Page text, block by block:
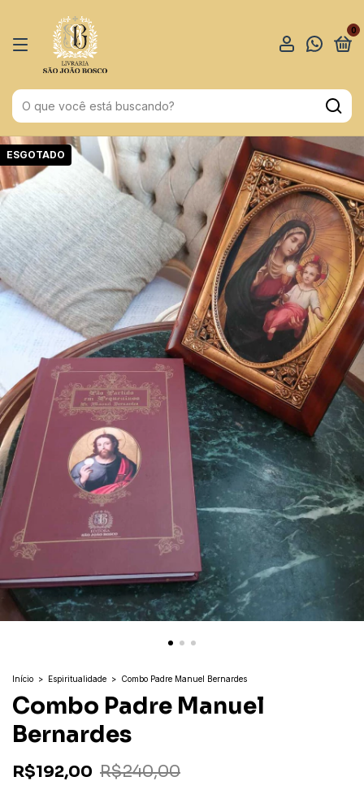
0
ESGOTADO
Início > Espiritualidade > Combo Padre Manuel Bernardes
Combo Padre Manuel
Bernardes
R$192,00 R$240,00